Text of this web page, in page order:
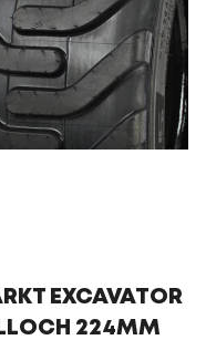
EXCAVATOR
224MM